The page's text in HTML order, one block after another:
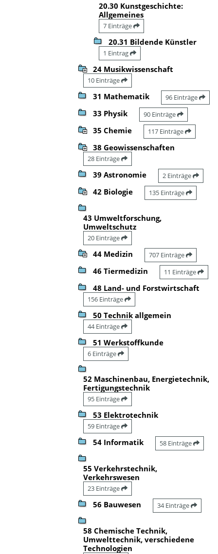
20.30 Kunstgeschichte:
Allgemeines
7 Einträge
20.31 Bildende Künstler
1 Eintrag
24 Musikwissenschaft
10 Einträge
31 Mathematik 96 Einträge
33 Physik 90 Einträge
35 Chemie 117 Einträge
38 Geowissenschaften
28 Einträge
39 Astronomie 2 Einträge
42 Biologie 135 Einträge
43 Umweltforschung,
Umweltschutz
20 Einträge
44 Medizin 707 Einträge
46 Tiermedizin 11 Einträge
48 Land- und Forstwirtschaft
156 Einträge
50 Technik allgemein
44 Einträge
51 Werkstoffkunde
6 Einträge
52 Maschinenbau, Energietechnik,
Fertigungstechnik
95 Einträge
53 Elektrotechnik
59 Einträge
54 Informatik 58 Einträge
55 Verkehrstechnik,
Verkehrswesen
23 Einträge
56 Bauwesen 34 Einträge
58 Chemische Technik,
Umwelttechnik, verschiedene
Technologien